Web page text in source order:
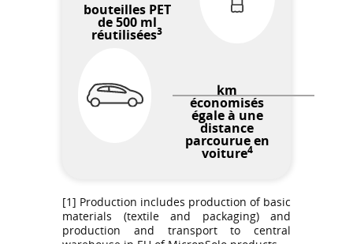
bouteilles PET
de 500 ml
réutilisées3
km
économisés
égale à une
distance
parcourue en
voiture4
[1] Production includes production of basic
materials (textile and packaging) and
production and transport to central